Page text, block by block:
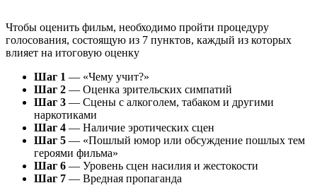
Чтобы оценить фильм, необходимо пройти процедуру
голосования, состоящую из 7 пунктов, каждый из которых
влияет на итоговую оценку
Шаг 1 — «Чему учит?»
Шаг 2 — Оценка зрительских симпатий
Шаг 3 — Сцены с алкоголем, табаком и другими
наркотиками
Шаг 4 — Наличие эротических сцен
Шаг 5 — «Пошлый юмор или обсуждение пошлых тем
героями фильма»
Шаг 6 — Уровень сцен насилия и жестокости
Шаг 7 — Вредная пропаганда